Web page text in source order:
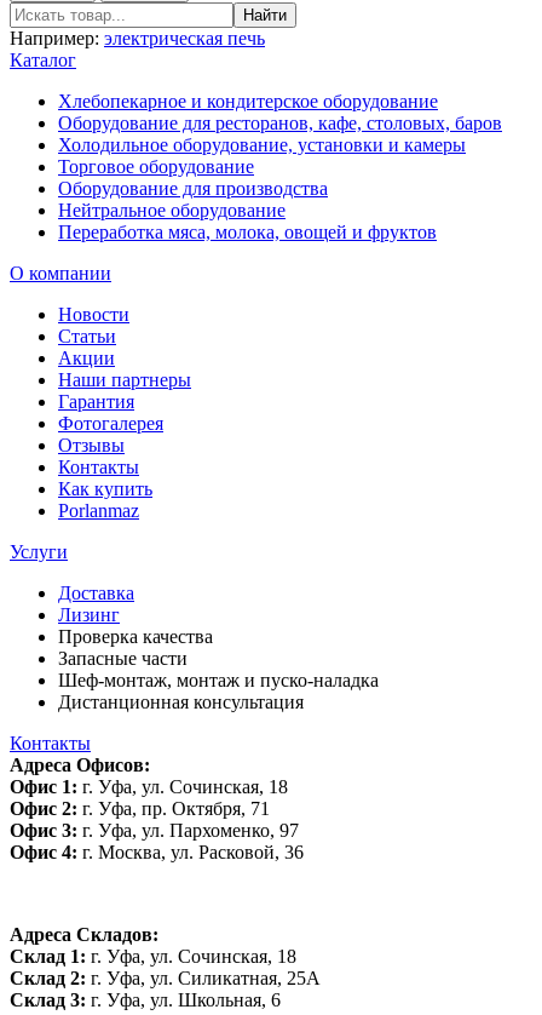
Например: электрическая печь
Каталог
Хлебопекарное и кондитерское оборудование
Оборудование для ресторанов, кафе, столовых, баров
Холодильное оборудование, установки и камеры
Торговое оборудование
Оборудование для производства
Нейтральное оборудование
Переработка мяса, молока, овощей и фруктов
О компании
Новости
Статьи
Акции
Наши партнеры
Гарантия
Фотогалерея
Отзывы
Контакты
Как купить
Porlanmaz
Услуги
Доставка
Лизинг
Проверка качества
Запасные части
Шеф-монтаж, монтаж и пуско-наладка
Дистанционная консультация
Контакты
Адреса Офисов:
Офис 1: г. Уфа, ул. Сочинская, 18
Офис 2: г. Уфа, пр. Октября, 71
Офис 3: г. Уфа, ул. Пархоменко, 97
Офис 4: г. Москва, ул. Расковой, 36
Адреса Складов:
Склад 1: г. Уфа, ул. Сочинская, 18
Склад 2: г. Уфа, ул. Силикатная, 25А
Склад 3: г. Уфа, ул. Школьная, 6